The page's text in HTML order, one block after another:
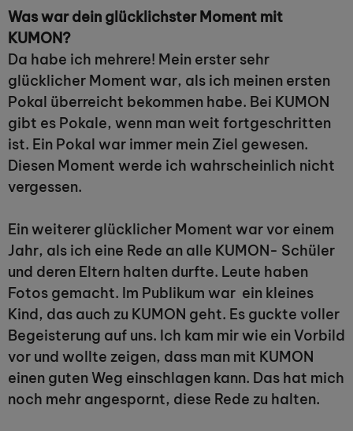
Was war dein glücklichster Moment mit
KUMON?
Da habe ich mehrere! Mein erster sehr
glücklicher Moment war, als ich meinen ersten
Pokal überreicht bekommen habe. Bei KUMON
gibt es Pokale, wenn man weit fortgeschritten
ist. Ein Pokal war immer mein Ziel gewesen.
Diesen Moment werde ich wahrscheinlich nicht
vergessen.
Ein weiterer glücklicher Moment war vor einem
Jahr, als ich eine Rede an alle KUMON- Schüler
und deren Eltern halten durfte. Leute haben
Fotos gemacht. Im Publikum war ein kleines
Kind, das auch zu KUMON geht. Es guckte voller
Begeisterung auf uns. Ich kam mir wie ein Vorbild
vor und wollte zeigen, dass man mit KUMON
einen guten Weg einschlagen kann. Das hat mich
noch mehr angespornt, diese Rede zu halten.